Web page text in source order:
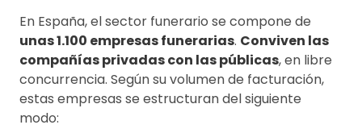
En España, el sector funerario se compone de
unas 1.100 empresas funerarias. Conviven las
compañías privadas con las públicas, en libre
concurrencia. Según su volumen de facturación,
estas empresas se estructuran del siguiente
modo: